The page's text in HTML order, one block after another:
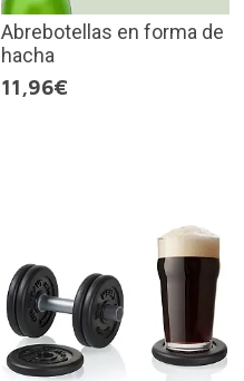
Abrebotellas en forma de
hacha
11,96€